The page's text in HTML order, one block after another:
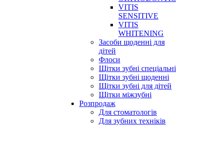
VITIS
SENSITIVE
VITIS
WHITENING
Засоби щоденні для
дітей
Флоси
Щітки зубні спеціальні
Щітки зубні щоденні
Щітки зубні для дітей
Щітки міжзубні
Розпродаж
Для стоматологів
Для зубних техніків